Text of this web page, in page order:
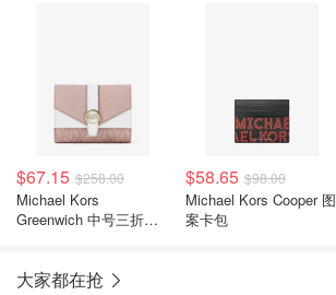
$67.15 $258.00
Michael Kors
Greenwich 中号三折钱
$58.65 $98.00
Michael Kors Cooper 图
案卡包
大家都在抢